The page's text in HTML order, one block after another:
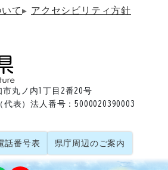
て
アクセシビリティ方針
市丸ノ内1丁目2番20号
代表）法人番号：5000020390003
話番号表 県庁周辺のご案内